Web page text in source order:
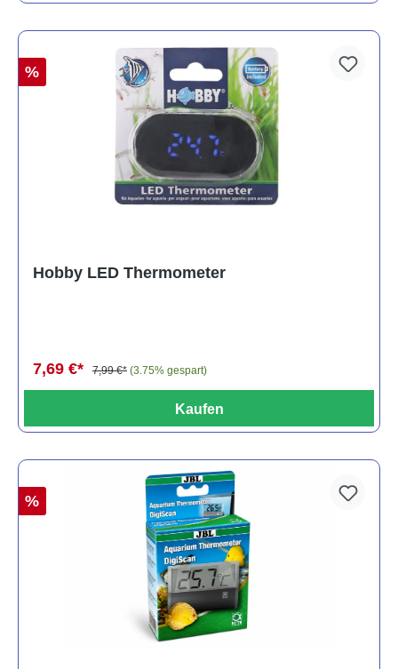
%
Hobby LED Thermometer
7,69 €* 7,99 €* (3.75% gespart)
Kaufen
%